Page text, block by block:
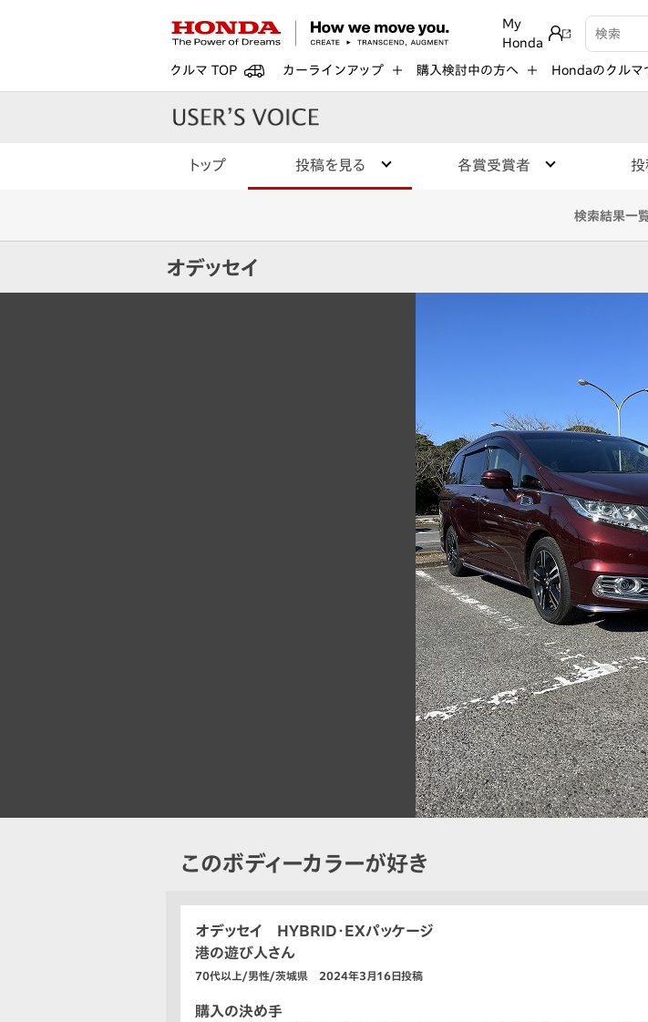
My
Honda
検索キー
クルマ TOP カーラインアップ 購入検討中の方へ Hondaのクルマ
トップ 投稿を見る 各賞受賞者 投
検索結果一
オデッセイ
このボディーカラーが好き
オデッセイ HYBRID・EXパッケージ
港の遊び人さん
70代以上/男性/茨城県 2024年3月16日投稿
購入の決め手